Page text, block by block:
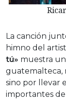
La canción
himno del
tú» muestra
guatemalteca,
sino por llevar
importantes